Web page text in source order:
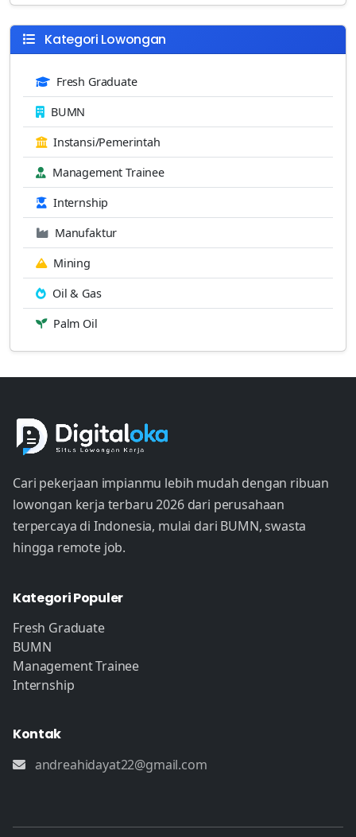
Kategori Lowongan
Fresh Graduate
BUMN
Instansi/Pemerintah
Management Trainee
Internship
Manufaktur
Mining
Oil & Gas
Palm Oil
Cari pekerjaan impianmu lebih mudah dengan ribuan
lowongan kerja terbaru 2026 dari perusahaan
terpercaya di Indonesia, mulai dari BUMN, swasta
hingga remote job.
Kategori Populer
Fresh Graduate
BUMN
Management Trainee
Internship
Kontak
andreahidayat22@gmail.com